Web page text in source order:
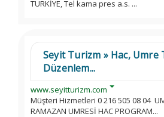
TÜRKİYE, Tel kama pres a.s. ...
Seyit Turizm » Hac, Umre
Düzenlem...
www.seyitturizm.com
Müşteri Hizmetleri 0 216 505 08 04
RAMAZAN UMRESİ HAC PROGRAM...